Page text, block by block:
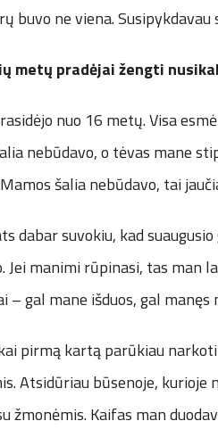
buvo ne viena. Susipykdavau
metų pradėjai žengti
nuo 16 metų. Visa
nebūdavo, o tėvas mane
šalia nebūdavo, tai
dabar suvokiu, kad
Jei manimi rūpinasi, tas man
– gal mane išduos, gal manęs
pirmą kartą parūkiau
Atsidūriau būsenoje,
žmonėmis. Kaifas man